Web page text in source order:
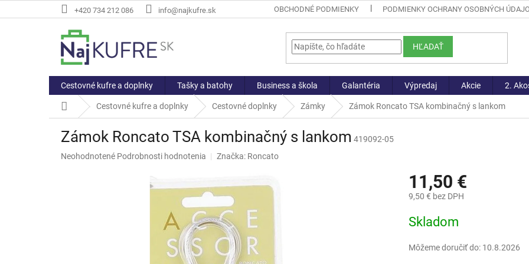
na
+420 734 212 086 info@najkufre.sk OBCHODNÉ PODMIENKY PODMIENKY OCHRANY OSOBNÝCH
HĽADAŤ
Cestovné kufre a doplnky Tašky a batohy Business a škola Galantéria Výpredaj Akcie 2.
DomovCestovné kufre a doplnky Cestovné doplnky Zámky Zámok Roncato TSA kombinačný s lankom
Zámok Roncato TSA kombinačný s lankom 419092-05
Priemerné
Neohodnotené Podrobnosti hodnotenia Značka: Roncato
11,50 €
9,50 € bez DPH
cena:
Skladom
Môžeme doručiť do: 10.8.2026